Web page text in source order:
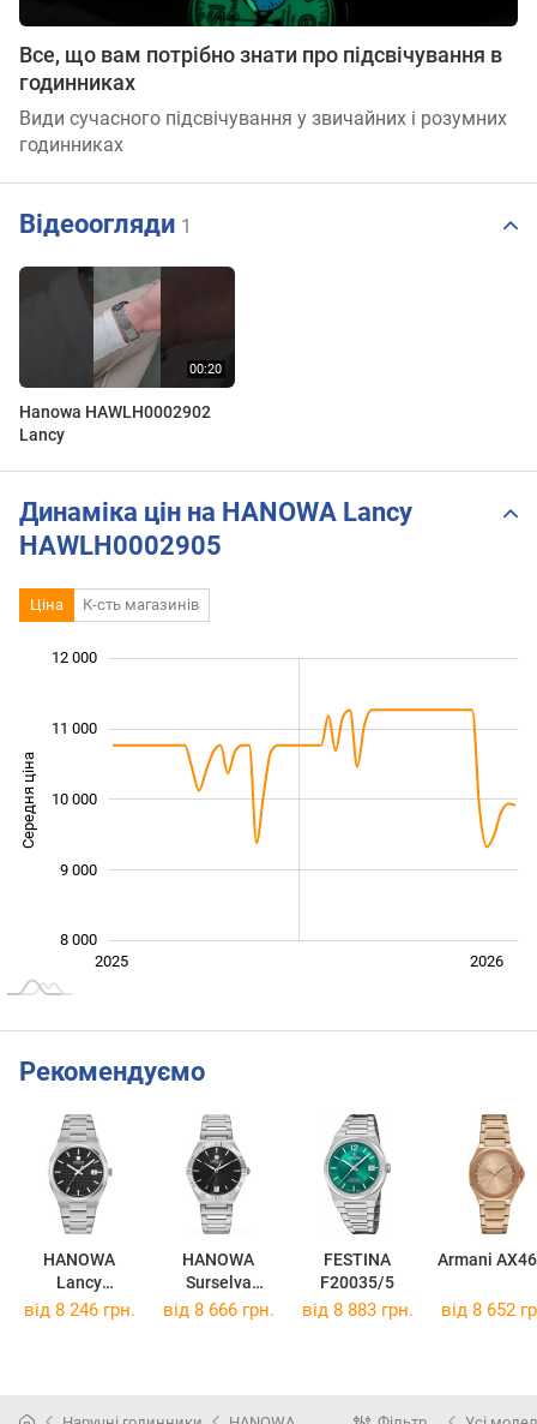
Все, що вам потрібно знати про підсвічування в
годинниках
Види сучасного підсвічування у звичайних і розумних
годинниках
Відеоогляди 1
Hanowa HAWLH0002902
Lancy
Динаміка цін на HANOWA Lancy
HAWLH0002905
Ціна К-сть магазинів
Середня ціна 10 000
8 000
9 000
10 000
11 000
12 000
L
Лип.
2027 2026
2025
Рекомендуємо
HANOWA
Lancy
HAWLH000290
HANOWA
Surselva
HAWLH220040
FESTINA
F20035/5
Armani
від 8 246 грн. від 8 666 грн. від 8 883 грн. від 8 652